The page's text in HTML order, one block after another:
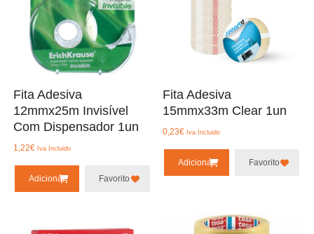
Fita Adesiva
12mmx25m Invisível
Com Dispensador 1un
1,22€ Iva Incluido
Adicionar Favorito
Fita Adesiva
15mmx33m Clear 1un
0,23€ Iva Incluido
Adicionar Favorito